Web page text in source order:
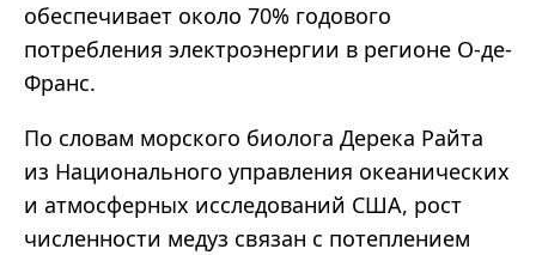
обеспечивает около 70% годового
потребления электроэнергии в регионе О-де-
Франс.
По словам морского биолога Дерека Райта
из Национального управления океанических
и атмосферных исследований США, рост
численности медуз связан с потеплением